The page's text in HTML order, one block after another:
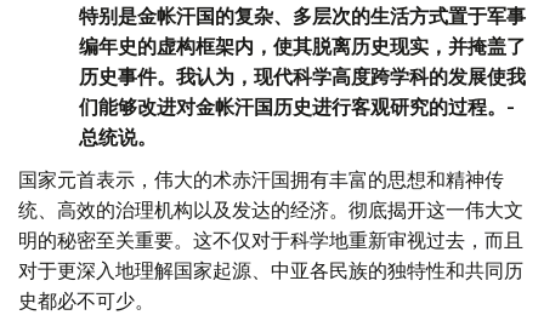
特别是金帐汗国的复杂、多层次的生活方式置于军事
编年史的虚构框架内，使其脱离历史现实，并掩盖了
历史事件。我认为，现代科学高度跨学科的发展使我
们能够改进对金帐汗国历史进行客观研究的过程。-
总统说。
国家元首表示，伟大的术赤汗国拥有丰富的思想和精神传
统、高效的治理机构以及发达的经济。彻底揭开这一伟大文
明的秘密至关重要。这不仅对于科学地重新审视过去，而且
对于更深入地理解国家起源、中亚各民族的独特性和共同历
史都必不可少。